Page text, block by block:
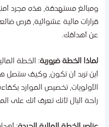
مستهدفة، هذه مجرد
مالية عشوائية، فرص ضائعة،
أهدافك.
الخطة ضرورية: الخطة المالية
تريد أن تكون، وكيف ستصل
تخصيص الموارد بكفاءة،
البال لأنك تعرف أنك على